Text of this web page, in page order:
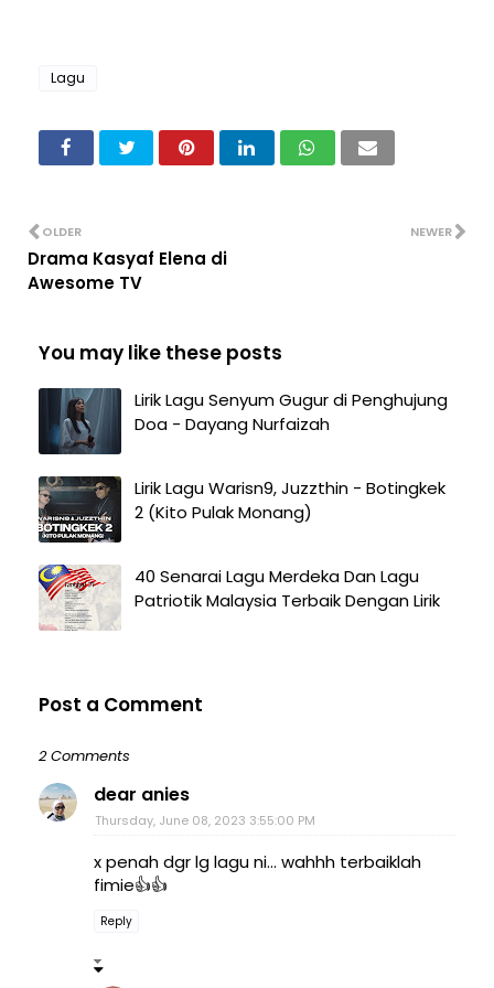
Lagu
NEWER
OLDER
Drama Kasyaf Elena di
Awesome TV
You may like these posts
Lirik Lagu Senyum Gugur di Penghujung
Doa - Dayang Nurfaizah
Lirik Lagu Warisn9, Juzzthin - Botingkek
2 (Kito Pulak Monang)
40 Senarai Lagu Merdeka Dan Lagu
Patriotik Malaysia Terbaik Dengan Lirik
Post a Comment
2 Comments
dear anies
Thursday, June 08, 2023 3:55:00 PM
x penah dgr lg lagu ni... wahhh terbaiklah
fimie👍👍
Reply